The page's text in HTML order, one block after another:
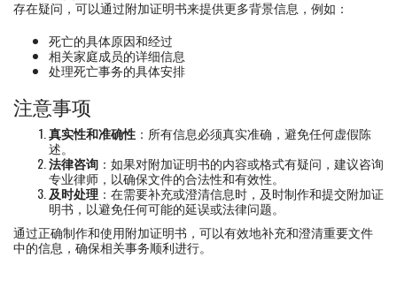
存在疑问，可以通过附加证明书来提供更多背景信息，例如：
死亡的具体原因和经过
相关家庭成员的详细信息
处理死亡事务的具体安排
注意事项
真实性和准确性 ：所有信息必须真实准确，避免任何虚假陈
述。
法律咨询 ：如果对附加证明书的内容或格式有疑问，建议咨询
专业律师，以确保文件的合法性和有效性。
及时处理 ：在需要补充或澄清信息时，及时制作和提交附加证
明书，以避免任何可能的延误或法律问题。
通过正确制作和使用附加证明书，可以有效地补充和澄清重要文件
中的信息，确保相关事务顺利进行。